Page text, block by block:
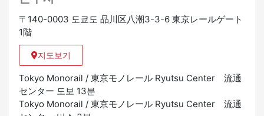
〒140-0003 도쿄도 品川区八潮3-3-6 東京レールゲート
1階
지도보기
Tokyo Monorail / 東京モノレール Ryutsu Center 流通
センター 도보 13분
Tokyo Monorail / 東京モノレール Ryutsu Center 流通